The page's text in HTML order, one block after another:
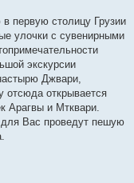
первую столицу Грузии
улочки с сувенирными
экскурсии
Джвари,
отсюда открывается
Арагвы и Мтквари.
Вас проведут пешую